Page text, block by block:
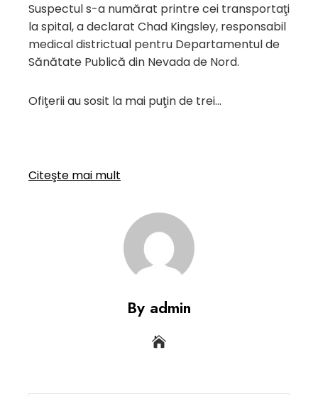
Suspectul s-a numărat printre cei transportaţi
la spital, a declarat Chad Kingsley, responsabil
medical districtual pentru Departamentul de
Sănătate Publică din Nevada de Nord.
Ofiţerii au sosit la mai puţin de trei…
Citeşte mai mult
By admin